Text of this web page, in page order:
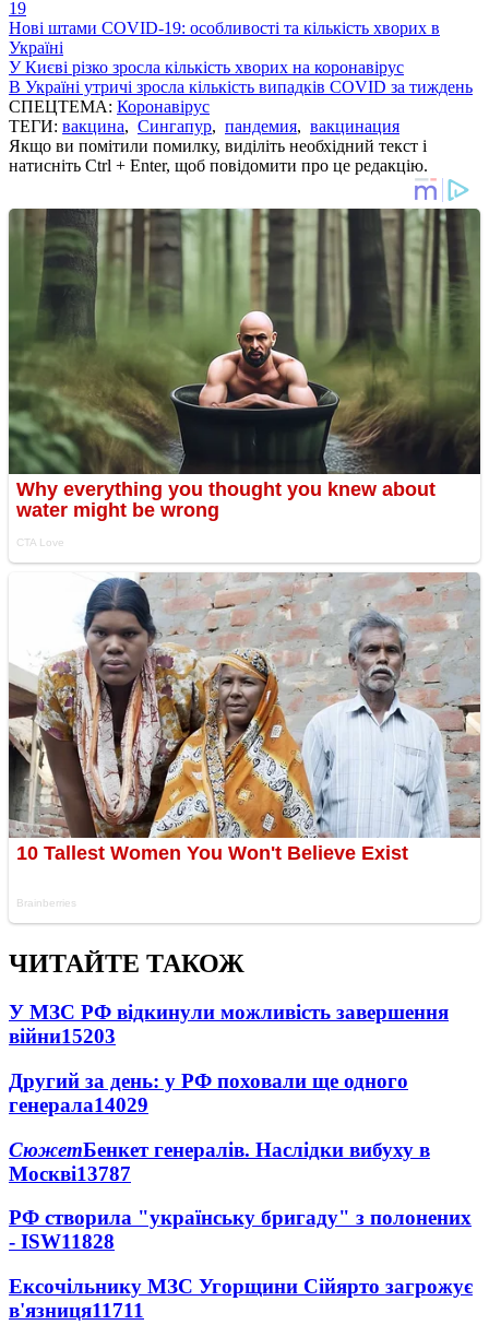
19
Нові штами COVID-19: особливості та кількість хворих в
Україні
У Києві різко зросла кількість хворих на коронавірус
В Україні утричі зросла кількість випадків COVID за тиждень
СПЕЦТЕМА: Коронавірус
ТЕГИ: вакцина, Сингапур, пандемия, вакцинация
Якщо ви помітили помилку, виділіть необхідний текст і
натисніть Ctrl + Enter, щоб повідомити про це редакцію.
ЧИТАЙТЕ ТАКОЖ
У МЗС РФ відкинули можливість завершення
війни15203
Другий за день: у РФ поховали ще одного
генерала14029
СюжетБенкет генералів. Наслідки вибуху в
Москві13787
РФ створила "українську бригаду" з полонених
- ISW11828
Ексочільнику МЗС Угорщини Сійярто загрожує
в'язниця11711